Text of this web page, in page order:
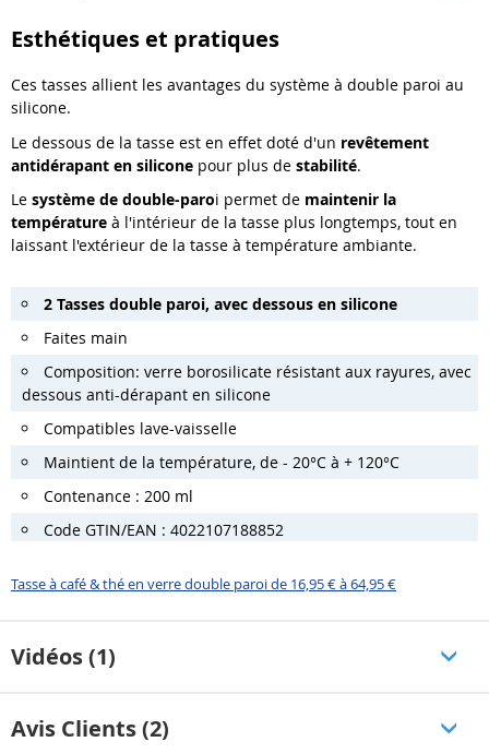
Esthétiques et pratiques
Ces tasses allient les avantages du système à double paroi au
silicone.
Le dessous de la tasse est en effet doté d'un revêtement
antidérapant en silicone pour plus de stabilité.
Le système de double-paroi permet de maintenir la
température à l'intérieur de la tasse plus longtemps, tout en
laissant l'extérieur de la tasse à température ambiante.
2 Tasses double paroi, avec dessous en silicone
Faites main
Composition: verre borosilicate résistant aux rayures, avec
dessous anti-dérapant en silicone
Compatibles lave-vaisselle
Maintient de la température, de - 20°C à + 120°C
Contenance : 200 ml
Code GTIN/EAN : 4022107188852
Tasse à café & thé en verre double paroi de 16,95 € à 64,95 €
Vidéos (1)
Avis Clients (2)